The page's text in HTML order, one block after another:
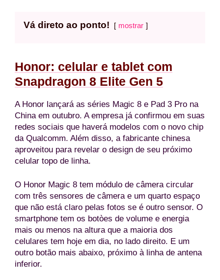
Vá direto ao ponto! mostrar
Honor: celular e tablet com
Snapdragon 8 Elite Gen 5
A Honor lançará as séries Magic 8 e Pad 3 Pro na
China em outubro. A empresa já confirmou em suas
redes sociais que haverá modelos com o novo chip
da Qualcomm. Além disso, a fabricante chinesa
aproveitou para revelar o design de seu próximo
celular topo de linha.
O Honor Magic 8 tem módulo de câmera circular
com três sensores de câmera e um quarto espaço
que não está claro pelas fotos se é outro sensor. O
smartphone tem os botòes de volume e energia
mais ou menos na altura que a maioria dos
celulares tem hoje em dia, no lado direito. E um
outro botão mais abaixo, próximo à linha de antena
inferior.